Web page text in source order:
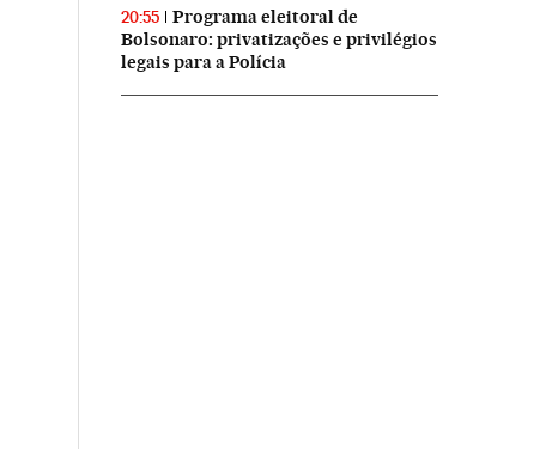
20:55
Programa eleitoral de
Bolsonaro: privatizações e privilégios
legais para a Polícia